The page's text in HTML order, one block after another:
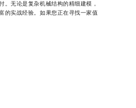
。无论是复杂机械结构的精细建模，
的实战经验。如果您正在寻找一家值